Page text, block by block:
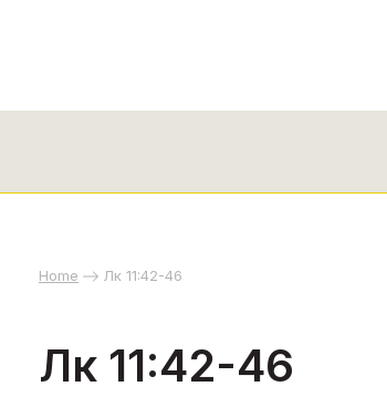
Home Лк 11:42-46
Лк 11:42-46